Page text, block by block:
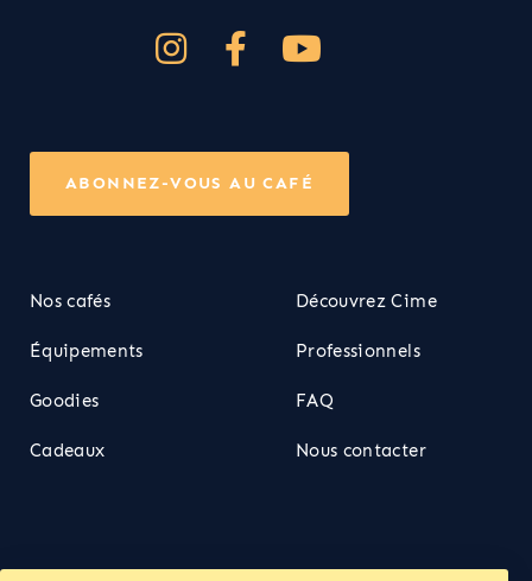
Nos cafés
Équipements
Goodies
Cadeaux
Découvrez Cime
Professionnels
FAQ
Nous contacter
ABONNEZ-VOUS AU CAFÉ